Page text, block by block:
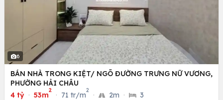
6
BÁN NHÀ TRONG KIỆT/ NGÕ ĐƯỜNG TRƯNG NỮ VƯƠNG,
PHƯỜNG HẢI CHÂU
4 tỷ · 53m
2
· 71 tr/m
2
· 2m · 3